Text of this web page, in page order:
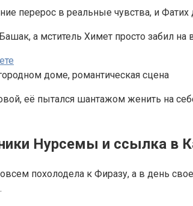
перерос в реальные чувства, и
а мститель Химет просто забил на
доме, романтическая сцена
её пытался шантажом женить на
Нурсемы и ссылка в
похолодела к Фиразу, а в день